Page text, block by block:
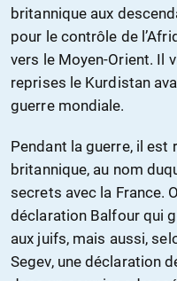
britannique aux
pour le contrôle de
vers le Moyen-Orient. Il
reprises le Kurdistan
guerre mondiale.
Pendant la guerre, il est
britannique, au nom
secrets avec la France.
déclaration Balfour qui
aux juifs, mais aussi,
Segev, une déclaration